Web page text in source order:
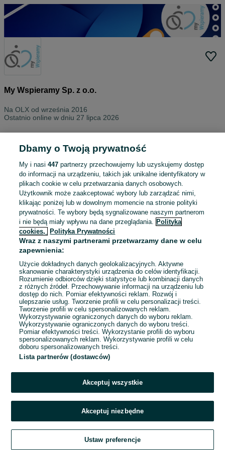
My Wspieramy Sp. z o.o.
Na OLX od września 2016
Ostatnio online w dniu 27 lipca 2026
Kontakt
Chałubińskiego 9/2
02-004 Warszawa
Pokaż na mapie
opens in a new tab
Numer telefonu
224871223
Strona internetowa
https://mywspieramy.org/
Zadzwoń / SMS
Dbamy o Twoją prywatność
My i nasi447 partnerzy przechowujemy lub uzyskujemy dostęp
do informacji na urządzeniu, takich jak unikalne identyfikatory w
plikach cookie w celu przetwarzania danych osobowych.
Użytkownik może zaakceptować wybory lub zarządzać nimi,
klikając poniżej lub w dowolnym momencie na stronie polityki
prywatności. Te wybory będą sygnalizowane naszym partnerom
i nie będą miały wpływu na dane przeglądania. Polityka
cookies,
Polityka Prywatności
Wraz z naszymi partnerami przetwarzamy dane w celu
zapewnienia:
Użycie dokładnych danych geolokalizacyjnych. Aktywne
skanowanie charakterystyki urządzenia do celów identyfikacji.
Rozumienie odbiorców dzięki statystyce lub kombinacji danych
z różnych źródeł. Przechowywanie informacji na urządzeniu lub
dostęp do nich. Pomiar efektywności reklam. Rozwój i
ulepszanie usług. Tworzenie profili w celu personalizacji treści.
Tworzenie profili w celu spersonalizowanych reklam.
Wykorzystywanie ograniczonych danych do wyboru reklam.
Wykorzystywanie ograniczonych danych do wyboru treści.
Pomiar efektywności treści. Wykorzystanie profili do wyboru
spersonalizowanych reklam. Wykorzystywanie profili w celu
doboru spersonalizowanych treści.
Lista partnerów (dostawców)
Akceptuj wszystkie
Akceptuj niezbędne
Ustaw preferencje